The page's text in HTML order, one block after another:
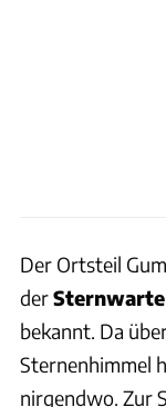
Der Ortsteil
derSternwarte
bekannt. Da
Sternenhimmel
nirgendwo. Zur